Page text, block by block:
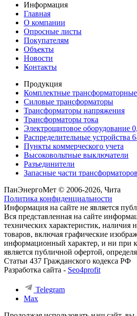
Информация
Главная
О компании
Опросные листы
Покупателям
Объекты
Новости
Контакты
Продукция
Комплектные
Силовые трансформаторы
Трансформаторы напряжения
Трансформаторы тока
Электрощитовое оборудование
Распределительные устройства
Пункты коммерческого учета
Высоковольтные выключатели
Разъединители
Запасные части трансформаторов
ПанЭнергоМет © 2006-2026, Чита
Политика конфиденциальности
Информация на сайте не является
Вся представленная на сайте
технических характеристик, наличия
товаров, включая графические
информационный характер, и ни при
является публичной офертой,
Статьи 437 Гражданского кодекса РФ
Разработка сайта - Seo4profit
Telegram
Max